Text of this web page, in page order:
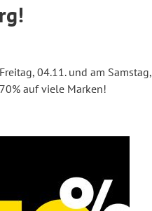
04.11. und am Samstag,
auf viele Marken!